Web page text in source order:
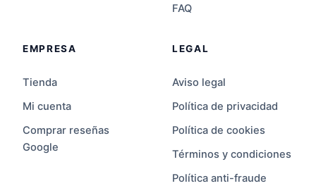
FAQ
EMPRESA
Tienda
Mi cuenta
Comprar reseñas
Google
LEGAL
Aviso legal
Política de privacidad
Política de cookies
Términos y condiciones
Política anti-fraude